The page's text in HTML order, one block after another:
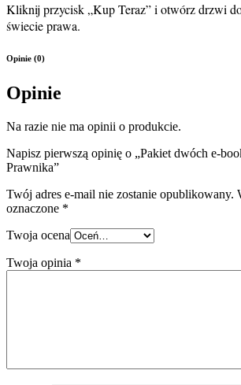
Kliknij przycisk „Kup Teraz” i otwórz drzwi
świecie prawa.
Opinie (0)
Opinie
Na razie nie ma opinii o produkcie.
Napisz pierwszą opinię o „Pakiet dwóch e-
Prawnika”
Twój adres e-mail nie zostanie opublikowany.
oznaczone *
Twoja ocena
Twoja opinia *